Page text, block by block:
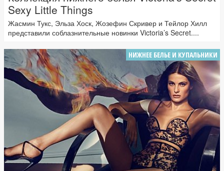
Sexy Little Things
Жасмин Тукс, Эльза Хоск, Жозефин Скривер и Тейлор Хилл
представили соблазнительные новинки Victoria’s Secret....
НИЖНЕЕ БЕЛЬЕ И КУПАЛЬНИКИ